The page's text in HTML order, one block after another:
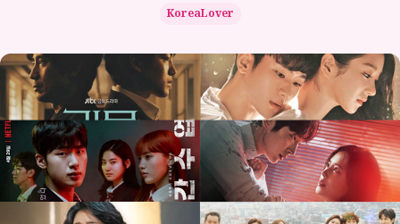
KoreaLover